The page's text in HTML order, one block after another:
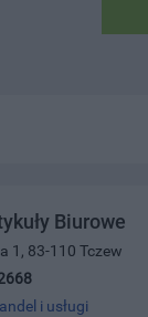
Biurowe
1, 83-110 Tczew
i usługi